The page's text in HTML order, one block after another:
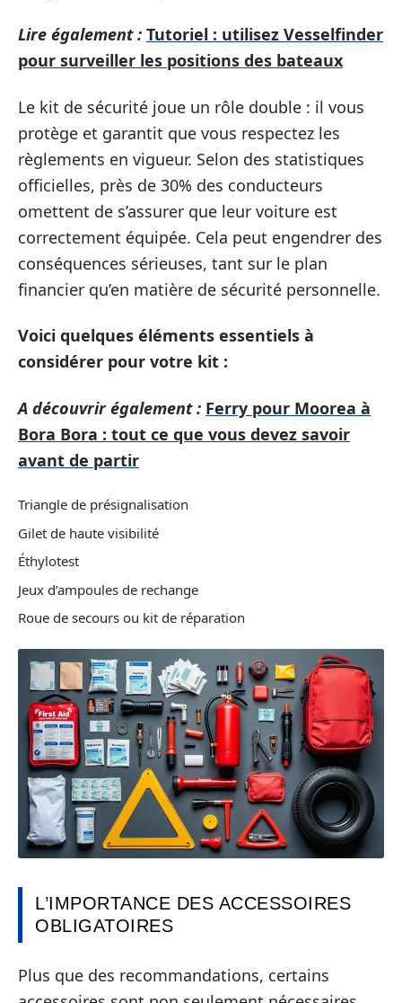
Lire également : Tutoriel : utilisez Vesselfinder
pour surveiller les positions des bateaux
Le kit de sécurité joue un rôle double : il vous
protège et garantit que vous respectez les
règlements en vigueur. Selon des statistiques
officielles, près de 30% des conducteurs
omettent de s’assurer que leur voiture est
correctement équipée. Cela peut engendrer des
conséquences sérieuses, tant sur le plan
financier qu’en matière de sécurité personnelle.
Voici quelques éléments essentiels à
considérer pour votre kit :
A découvrir également : Ferry pour Moorea à
Bora Bora : tout ce que vous devez savoir
avant de partir
Triangle de présignalisation
Gilet de haute visibilité
Éthylotest
Jeux d’ampoules de rechange
Roue de secours ou kit de réparation
L’IMPORTANCE DES ACCESSOIRES
OBLIGATOIRES
Plus que des recommandations, certains